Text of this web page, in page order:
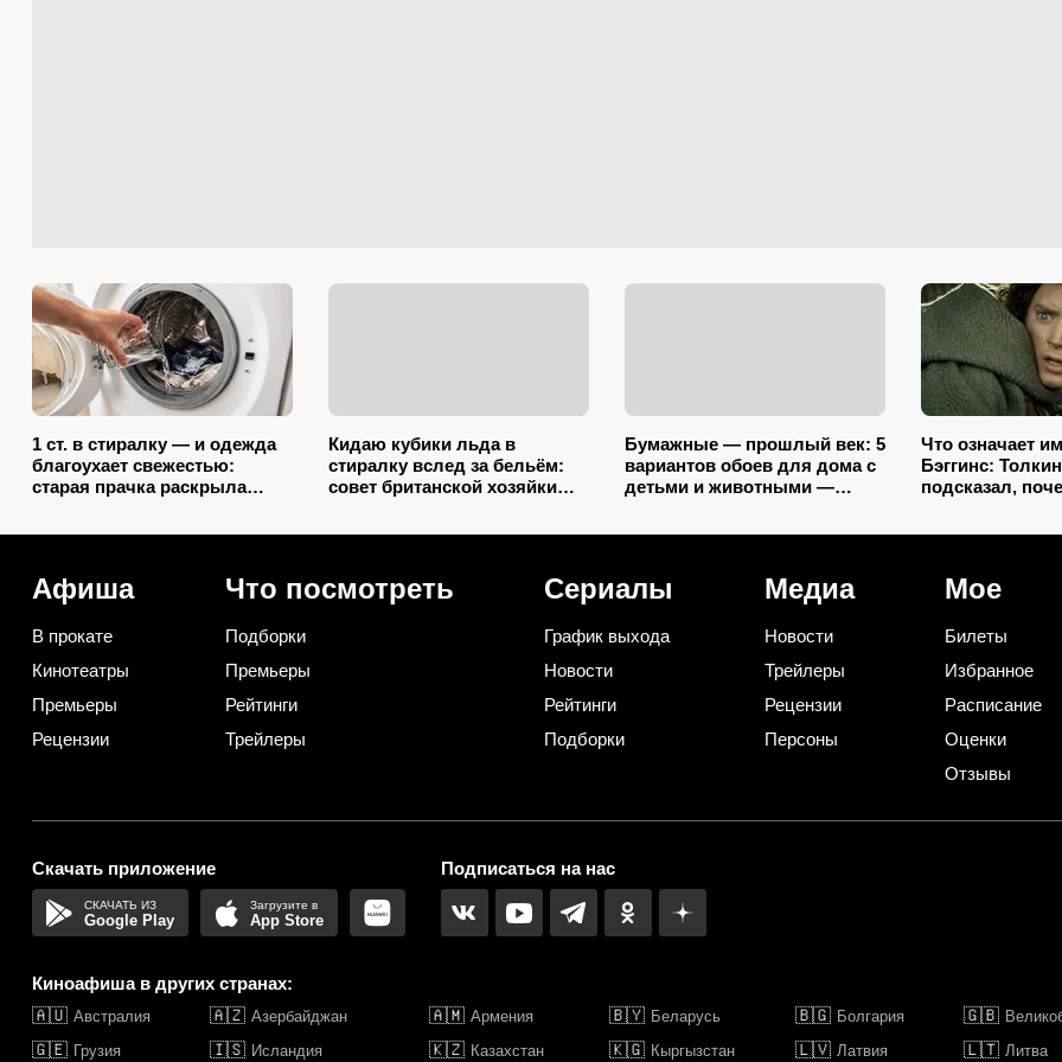
1 ст. в стиралку — и одежда
благоухает свежестью:
старая прачка раскрыла
Кидаю кубики льда в
стиралку вслед за бельём:
совет британской хозяйки
Бумажные — прошлый век: 5
вариантов обоев для дома с
детьми и животными —
Что означает
Бэггинс:
подсказал,
Афиша
В прокате
Кинотеатры
Премьеры
Рецензии
Что посмотреть
Подборки
Премьеры
Рейтинги
Трейлеры
Сериалы
График выхода
Новости
Рейтинги
Подборки
Медиа
Новости
Трейлеры
Рецензии
Персоны
Мое
Билеты
Избранное
Расписание
Оценки
Отзывы
Скачать приложение
Google Play App Store
Подписаться на нас
Киноафиша в других странах:
🇦🇺 Австралия 🇦🇿 Азербайджан 🇦🇲 Армения 🇧🇾 Беларусь 🇧🇬 Болгария 🇬🇧
🇬🇪 Грузия 🇮🇸 Исландия 🇰🇿 Казахстан 🇰🇬 Кыргызстан 🇱🇻 Латвия 🇱🇹 Литва